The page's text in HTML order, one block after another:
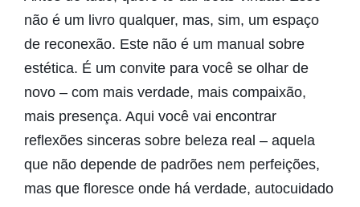
não é um livro qualquer, mas, sim, um espaço
de reconexão. Este não é um manual sobre
estética. É um convite para você se olhar de
novo – com mais verdade, mais compaixão,
mais presença. Aqui você vai encontrar
reflexões sinceras sobre beleza real – aquela
que não depende de padrões nem perfeições,
mas que floresce onde há verdade, autocuidado